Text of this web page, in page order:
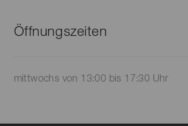
Öffnungszeiten
mittwochs von 13:00 bis 17:30 Uhr